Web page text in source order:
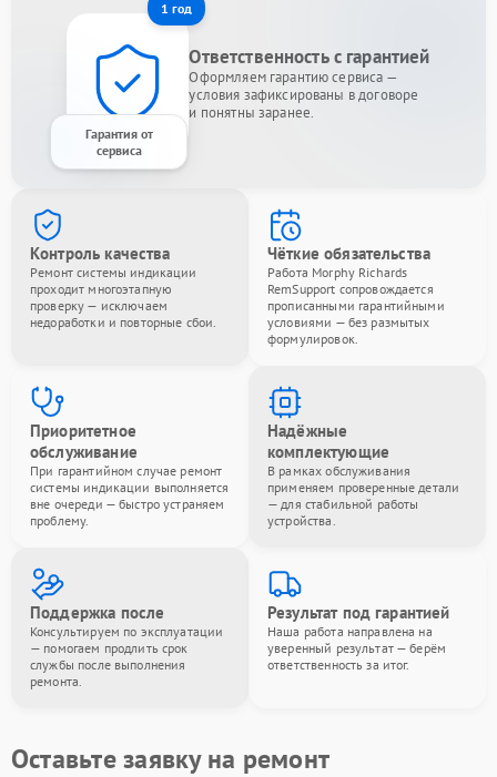
1 год
Гарантия от
сервиса
Ответственность с гарантией
Оформляем гарантию сервиса —
условия зафиксированы в договоре
и понятны заранее.
Контроль качества
Ремонт системы индикации
проходит многоэтапную
проверку — исключаем
недоработки и повторные сбои.
Чёткие обязательства
Работа Morphy Richards
RemSupport сопровождается
прописанными гарантийными
условиями — без размытых
формулировок.
Приоритетное
обслуживание
При гарантийном случае ремонт
системы индикации выполняется
вне очереди — быстро устраняем
проблему.
Надёжные
комплектующие
В рамках обслуживания
применяем проверенные детали
— для стабильной работы
устройства.
Поддержка после
Консультируем по эксплуатации
— помогаем продлить срок
службы после выполнения
ремонта.
Результат под гарантией
Наша работа направлена на
уверенный результат — берём
ответственность за итог.
Оставьте заявку на ремонт